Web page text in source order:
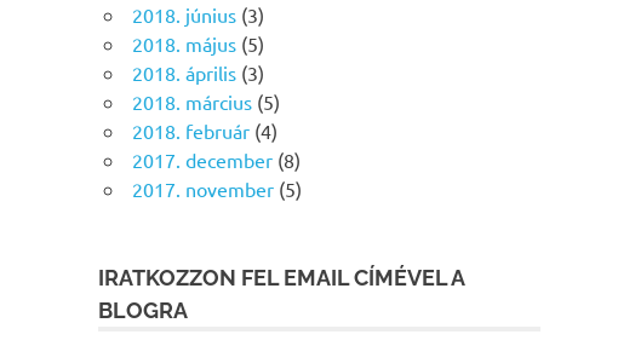
2018. június (3)
2018. május (5)
2018. április (3)
2018. március (5)
2018. február (4)
2017. december (8)
2017. november (5)
IRATKOZZON FEL EMAIL CÍMÉVEL A
BLOGRA